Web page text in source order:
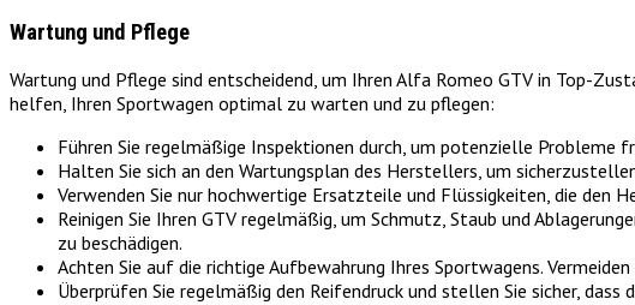
Wartung und Pflege
Wartung und Pflege sind entscheidend, um Ihren Alfa Romeo GTV in Top-
helfen, Ihren Sportwagen optimal zu warten und zu pflegen:
Führen Sie regelmäßige Inspektionen durch, um potenzielle Probleme
Halten Sie sich an den Wartungsplan des Herstellers, um
Verwenden Sie nur hochwertige Ersatzteile und Flüssigkeiten, die den
Reinigen Sie Ihren GTV regelmäßig, um Schmutz, Staub und
zu beschädigen.
Achten Sie auf die richtige Aufbewahrung Ihres Sportwagens.
Überprüfen Sie regelmäßig den Reifendruck und stellen Sie sicher, dass